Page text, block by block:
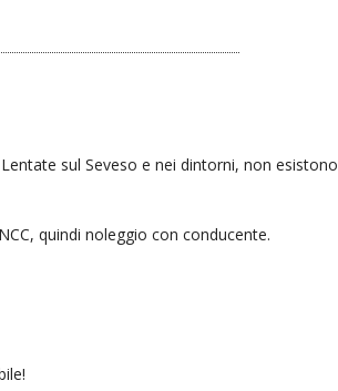
sul Seveso e nei dintorni, non esistono
quindi noleggio con conducente.